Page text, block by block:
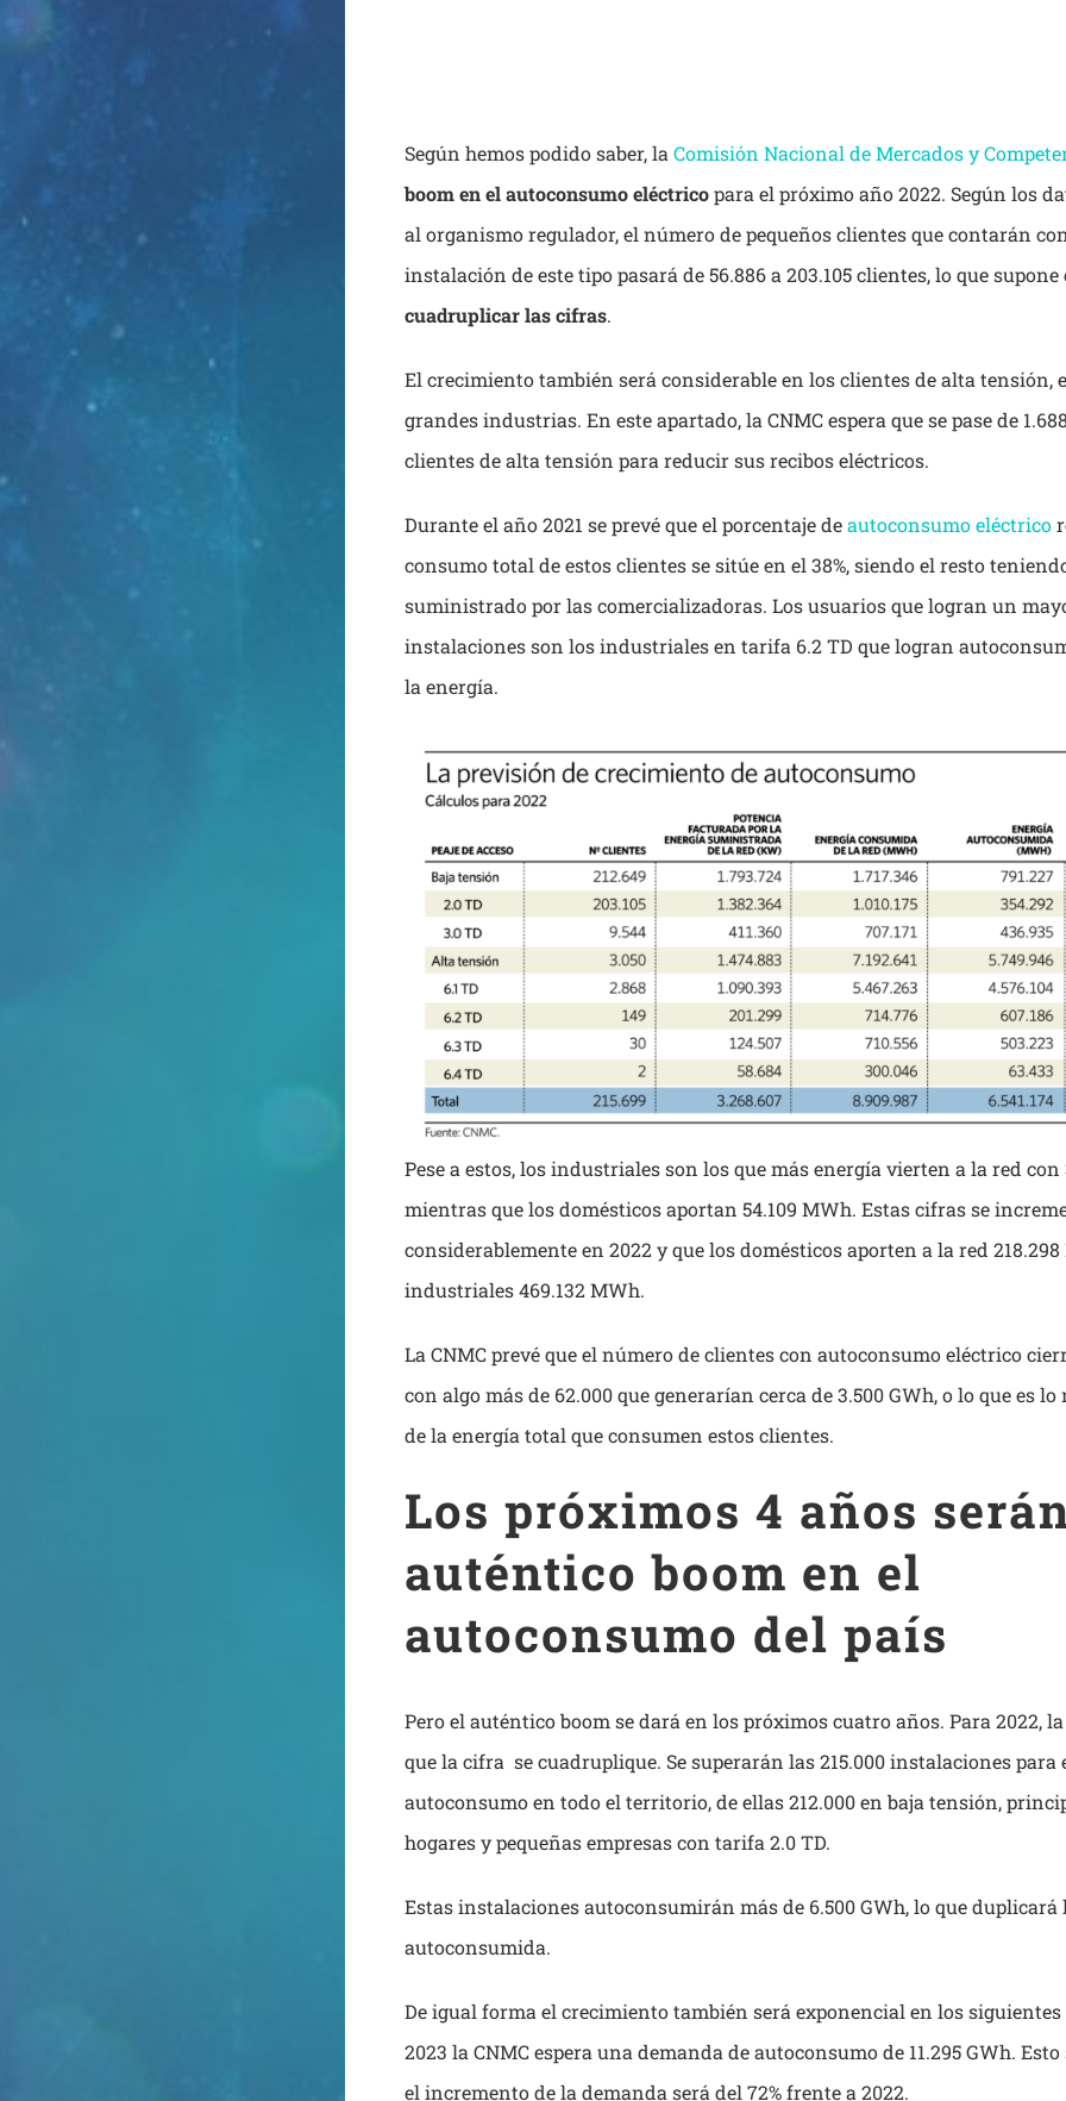
Según hemos podido saber, la Comisión Nacional de Mercados y
boom en el autoconsumo eléctricopara el próximo año 2022. Según los
al organismo regulador, el número de pequeños clientes que contarán
instalación de este tipo pasará de 56.886 a 203.105 clientes, lo que supone
cuadruplicar las cifras.
El crecimiento también será considerable en los clientes de alta tensión,
grandes industrias. En este apartado, la CNMC espera que se pase de
clientes de alta tensión para reducir sus recibos eléctricos.
Durante el año 2021 se prevé que el porcentaje deautoconsumo eléctrico
consumo total de estos clientes se sitúe en el 38%, siendo el resto
suministrado por las comercializadoras. Los usuarios que logran un
instalaciones son los industriales en tarifa 6.2 TD que logran
la energía.
Pese a estos, los industriales son los que más energía vierten a la red con
mientras que los domésticos aportan 54.109 MWh. Estas cifras se
considerablemente en 2022 y que los domésticos aporten a la red
industriales 469.132 MWh.
La CNMC prevé que el número de clientes con autoconsumo eléctrico
con algo más de 62.000 que generarían cerca de 3.500 GWh, o lo que es lo
de la energía total que consumen estos clientes.
Los próximos 4 años
auténtico boom en el
autoconsumo del país
Pero el auténtico boom se dará en los próximos cuatro años. Para 2022, la
que la cifra se cuadruplique. Se superarán las 215.000 instalaciones para
autoconsumo en todo el territorio, de ellas 212.000 en baja tensión,
hogares y pequeñas empresas con tarifa 2.0 TD.
Estas instalaciones autoconsumirán más de 6.500 GWh, lo que duplicará
autoconsumida.
De igual forma el crecimiento también será exponencial en los siguientes
2023 la CNMC espera una demanda de autoconsumo de 11.295 GWh.
el incremento de la demanda será del 72% frente a 2022.